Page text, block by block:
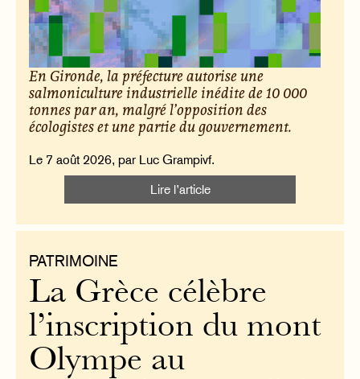
En Gironde, la préfecture autorise une
salmoniculture industrielle inédite de 10 000
tonnes par an, malgré l’opposition des
écologistes et une partie du gouvernement.
Le 7 août 2026, par Luc Grampivf.
Lire l’article
PATRIMOINE
La Grèce célèbre
l’inscription du mont
Olympe au